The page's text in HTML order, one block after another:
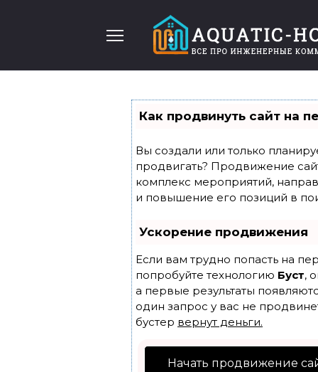
Как продвинуть сайт на
Вы создали или только
продвигать? Продвижение
комплекс мероприятий,
и повышение его позиций в
Ускорение продвижения
Если вам трудно попасть на
попробуйте технологию Буст,
а первые результаты
один запрос у вас не
бустер вернут деньги.
Начать продвижение